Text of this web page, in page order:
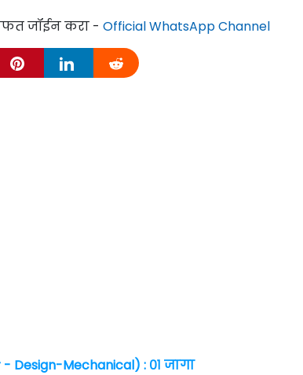
जॉईन करा - Official WhatsApp Channel
Mechanical) : ०१ जागा